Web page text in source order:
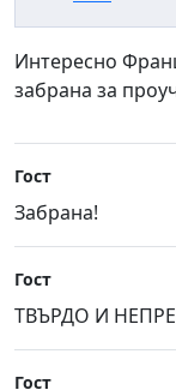
Интересно
забрана за
Гост
Забрана!
Гост
ТВЪРДО И
Гост